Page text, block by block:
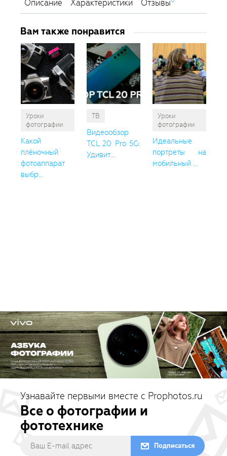
Описание Характеристики Отзывы
Вам также понравится
Уроки
фотографии
Какой
плёночный
фотоаппарат
выбр...
ТВ
Видеообзор
TCL 20 Pro 5G:
Удивит...
Уроки
фотографии
Идеальные
портреты на
мобильный ...
Узнавайте первыми вместе с Prophotos.ru
Все о фотографии и
фототехнике
Подписаться